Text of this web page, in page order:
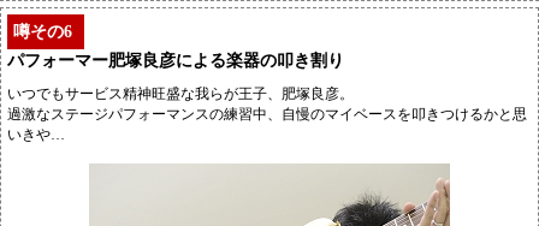
噂その6
パフォーマー肥塚良彦による楽器の叩き割り
いつでもサービス精神旺盛な我らが王子、肥塚良彦。
過激なステージパフォーマンスの練習中、自慢のマイベースを叩きつけるかと思
いきや…